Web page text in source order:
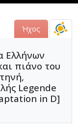
Ήχος
Ελλήνων
πιάνο του
Legende
in D]